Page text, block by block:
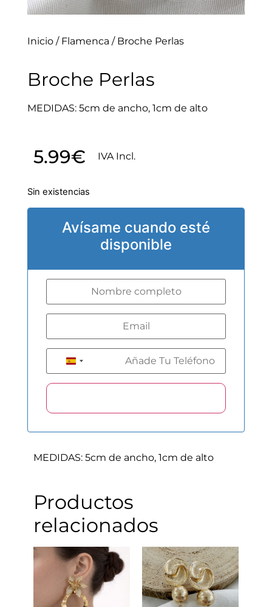
Inicio/ Flamenca / Broche Perlas
Broche Perlas
MEDIDAS: 5cm de ancho, 1cm de alto
5.99€ IVA Incl.
Sin existencias
Avísame cuando esté
disponible
Spain +34
MEDIDAS: 5cm de ancho, 1cm de alto
Productos
relacionados